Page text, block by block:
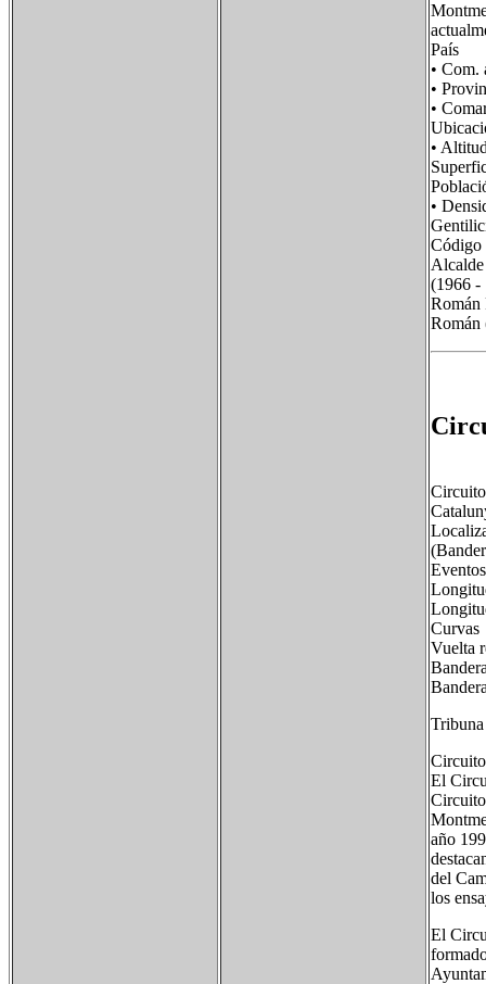
País
•
•
•
•
•
Alcalde
(1966 -
Román
Román
Curvas
Vuelta
El
año
del
los
El